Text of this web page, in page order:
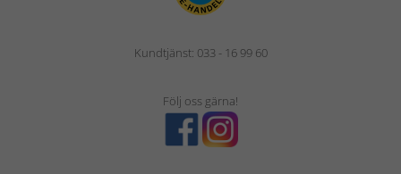
Kundtjänst: 033 - 16 99 60
Följ oss gärna!